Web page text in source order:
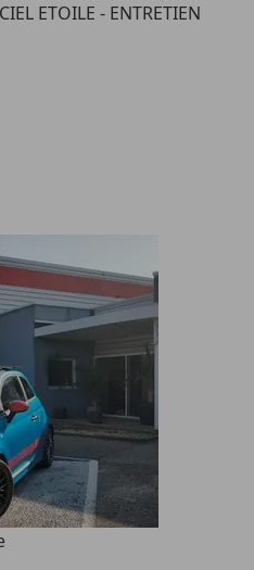
ETOILE - ENTRETIEN